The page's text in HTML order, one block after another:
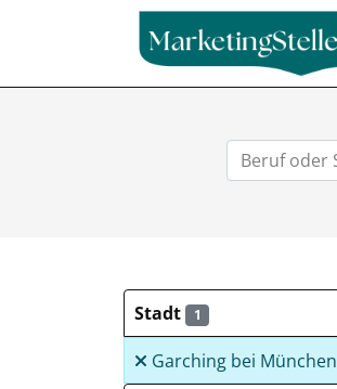
Stadt 1
Garching bei München